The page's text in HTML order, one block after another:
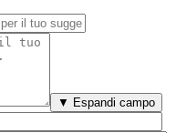
▼ Espandi campo